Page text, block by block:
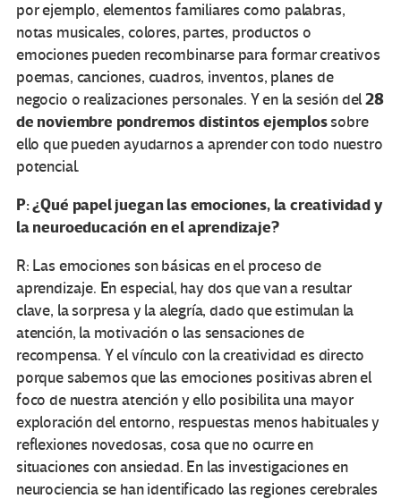
por ejemplo, elementos familiares como palabras,
notas musicales, colores, partes, productos o
emociones pueden recombinarse para formar creativos
poemas, canciones, cuadros, inventos, planes de
negocio o realizaciones personales. Y en la sesión del28
de noviembre pondremos distintos ejemplossobre
ello que pueden ayudarnos a aprender con todo nuestro
potencial.
P: ¿Qué papel juegan las emociones, la creatividad y
la neuroeducación en el aprendizaje?
R: Las emociones son básicas en el proceso de
aprendizaje. En especial, hay dos que van a resultar
clave, la sorpresa y la alegría, dado que estimulan la
atención, la motivación o las sensaciones de
recompensa. Y el vínculo con la creatividad es directo
porque sabemos que las emociones positivas abren el
foco de nuestra atención y ello posibilita una mayor
exploración del entorno, respuestas menos habituales y
reflexiones novedosas, cosa que no ocurre en
situaciones con ansiedad. En las investigaciones en
neurociencia se han identificado las regiones cerebrales